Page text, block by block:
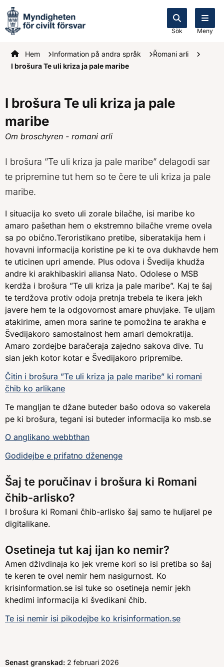
Sök Meny
Startsidan
Hem Information på andra språk
Řomani arli
I brošura Te uli kriza ja pale maribe
I brošura Te uli kriza ja pale
maribe
Om broschyren - romani arli
I brošura ”Te uli kriza ja pale maribe” delagodi sar
te pripremine tut hem so te čere te uli kriza ja pale
maribe.
I situacija ko sveto uli zorale bilačhe, isi maribe ko
amaro pašethan hem o ekstremno bilačhe vreme ovela
sa po obično.Teroristikano pretibe, siberatakija hem i
hovavni informacija koristine pe ki te ova dukhavde hem
te uticinen upri amende. Plus odova i Švedija khudža
andre ki arakhibaskiri aliansa Nato. Odolese o MSB
kerdža i brošura ”Te uli kriza ja pale maribe”. Kaj te šaj
te terdžova protiv odoja pretnja trebela te ikera jekh
javere hem te la odgovornost amare phuvjake. Te uljam
atakirime, amen mora sarine te pomožina te arakha e
Švedijakoro samostalnost hem amari demokratija.
Amaro zordejbe baračeraja zajedno sakova dive. Tu
sian jekh kotor kotar e Švedijakoro pripremibe.
Čitin i brošura ”Te uli kriza ja pale maribe” ki romani
čhib ko arlikane
Te mangljan te džane buteder bašo odova so vakerela
pe ki brošura, tegani isi buteder informacija ko msb.se
O anglikano webbthan
Godidejbe e prifatno dženenge
Šaj te poručinav i brošura ki Romani
čhib-arlisko?
I brošura ki Romani čhib-arlisko šaj samo te huljarel pe
digitalikane.
Osetineja tut kaj ijan ko nemir?
Amen dživdinaja ko jek vreme kori so isi pretiba so šaj
te keren te ovel nemir hem nasigurnost. Ko
krisinformation.se isi tuke so osetineja nemir jekh
khedimi informacija ki švedikani čhib.
Te isi nemir isi pikodejbe ko krisinformation.se
Senast granskad: 2 februari 2026